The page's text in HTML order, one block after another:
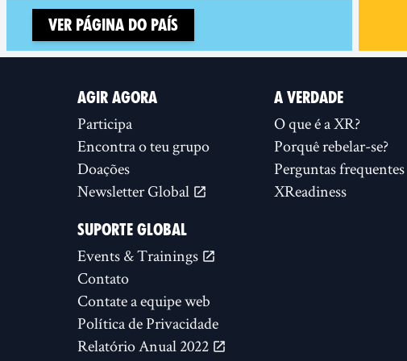
Ver página do país
AGIR AGORA
Participa
Encontra o teu grupo
Doações
Newsletter Global
A VERDADE
O que é a XR?
Porquê rebelar-se?
Perguntas frequentes
XReadiness
SUPORTE GLOBAL
Events & Trainings
Contato
Contate a equipe web
Política de Privacidade
Relatório Anual 2022